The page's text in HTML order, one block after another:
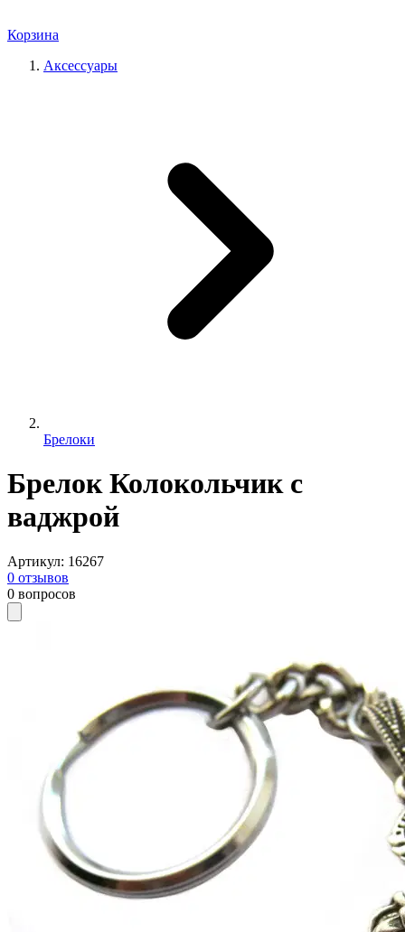
Корзина
Аксессуары
Брелоки
Брелок Колокольчик с
ваджрой
Артикул: 16267
0 отзывов
0 вопросов